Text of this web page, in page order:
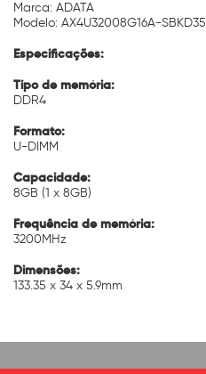
Marca: ADATA
Modelo: AX4U32008G16A-SBKD35
Especificações:
Tipo de memória:
DDR4
Formato:
U-DIMM
Capacidade:
8GB (1 x 8GB)
Frequência de memória:
3200MHz
Dimensões:
133.35 x 34 x 5.9mm